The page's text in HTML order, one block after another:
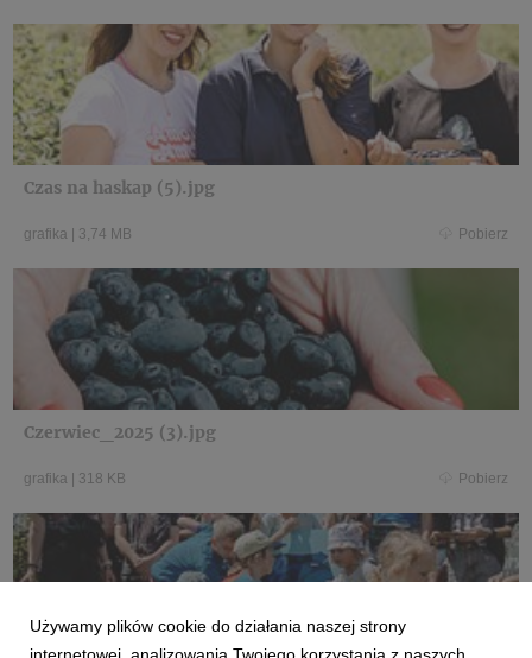
Czas na haskap (5).jpg
grafika 3,74 MB Pobierz
Czerwiec_2025 (3).jpg
grafika 318 KB Pobierz
Używamy plików cookie do działania naszej strony